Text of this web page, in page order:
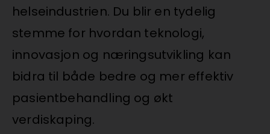
helseindustrien. Du blir en tydelig
stemme for hvordan teknologi,
innovasjon og næringsutvikling kan
bidra til både bedre og mer effektiv
pasientbehandling og økt
verdiskaping.